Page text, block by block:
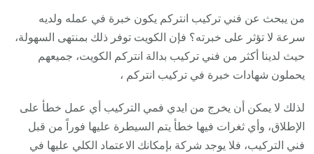
من يبحث عن فني تركيب انتركم يكون خبرة في عمله ولديه
سرعة لا تؤثر على خبرته؟ فإن الكويت توفر ذلك بمنتهى السهولة،
حيث لدينا أكثر من فني تركيب بدالة انتركم الكويت، جميعهم
يحملون شهادات خبرة في تركيب انتركم ،
لذلك لا يمكن أن يخرج من ايدي فمي التركيب أي عمل خطأ على
الإطلاق، وأي ثغرات فيها خطأ يتم السيطرة عليها فوراً من قبل
فني التركيب، فلا يوجد شركة بإمكانك الاعتماد الكلي عليها في